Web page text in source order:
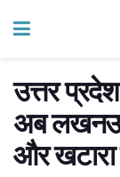
उत्तर
अब लखनऊ
और खटारा